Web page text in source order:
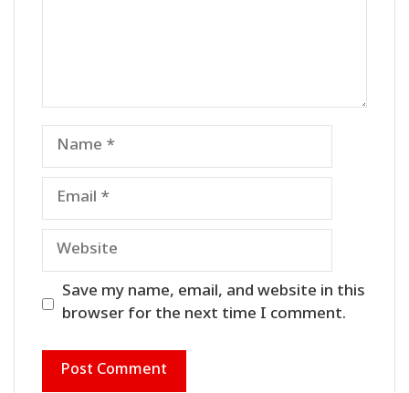
Name
Email
Website
Save my name, email, and website in this
browser for the next time I comment.